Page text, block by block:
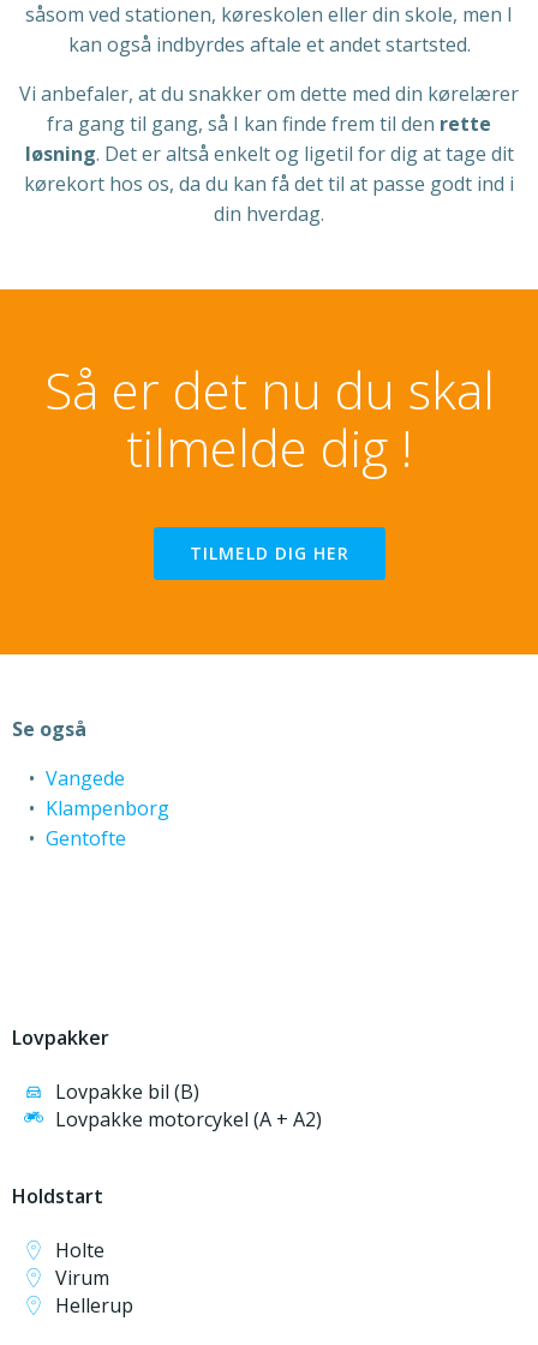
såsom ved stationen, køreskolen eller din skole, men I
kan også indbyrdes aftale et andet startsted.
Vi anbefaler, at du snakker om dette med din kørelærer
fra gang til gang, så I kan finde frem til den rette
løsning. Det er altså enkelt og ligetil for dig at tage dit
kørekort hos os, da du kan få det til at passe godt ind i
din hverdag.
Så er det nu du skal
tilmelde dig !
TILMELD DIG HER
Se også
Vangede
Klampenborg
Gentofte
Lovpakker
Lovpakke bil (B)
Lovpakke motorcykel (A + A2)
Holdstart
Holte
Virum
Hellerup